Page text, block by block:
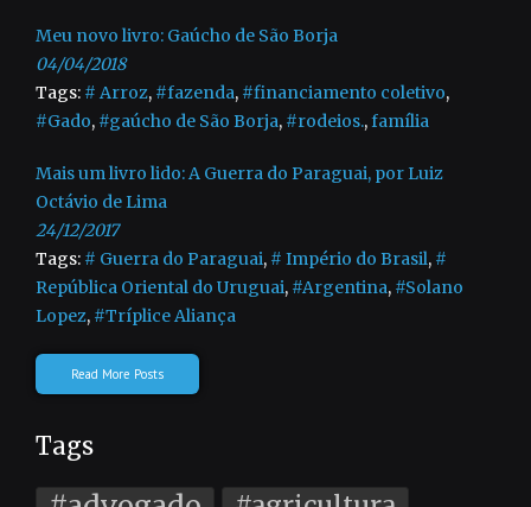
Meu novo livro: Gaúcho de São Borja
04/04/2018
Tags: # Arroz, #fazenda, #financiamento coletivo,
#Gado, #gaúcho de São Borja, #rodeios.,família
Mais um livro lido: A Guerra do Paraguai, por Luiz
Octávio de Lima
24/12/2017
Tags: # Guerra do Paraguai, # Império do Brasil, #
República Oriental do Uruguai, #Argentina, #Solano
Lopez, #Tríplice Aliança
Read More Posts
Tags